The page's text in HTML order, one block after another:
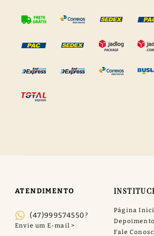
ATENDIMENTO
(47)999574550?
Página
Fale